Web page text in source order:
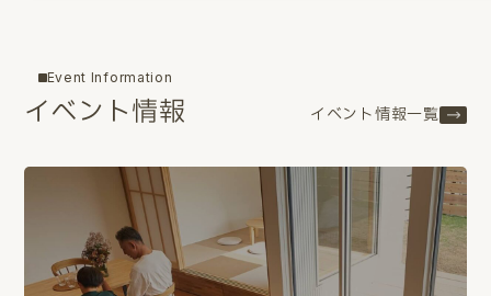
Event Information
イベント情報 イベント情報一覧